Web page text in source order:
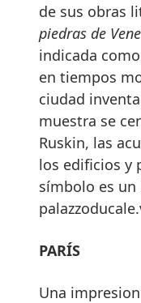
de sus obras
piedras de
indicada
en tiempos
ciudad
muestra se
Ruskin, las
los edificios y
símbolo es un
PARÍS
Una